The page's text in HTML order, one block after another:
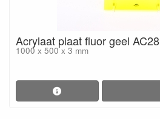
Acrylaat plaat fluor geel AC28
1000 x 500 x 3 mm